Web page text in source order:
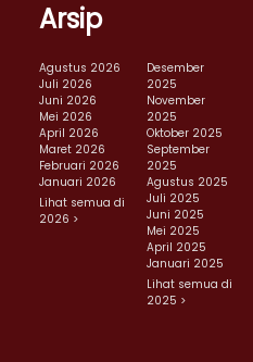
Arsip
Agustus 2026
Juli 2026
Juni 2026
Mei 2026
April 2026
Maret 2026
Februari 2026
Januari 2026
Lihat semua di
2026 >
Desember
2025
November
2025
Oktober 2025
September
2025
Agustus 2025
Juli 2025
Juni 2025
Mei 2025
April 2025
Januari 2025
Lihat semua di
2025 >